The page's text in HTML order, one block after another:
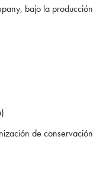
bajo la producción
de conservación